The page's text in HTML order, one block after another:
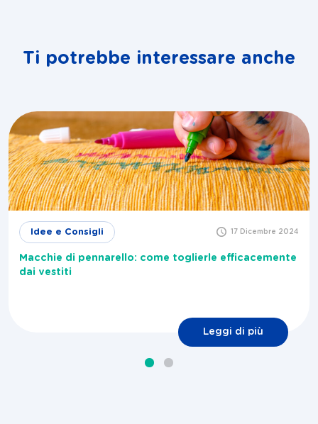
Ti potrebbe interessare anche
Idee e Consigli 17 Dicembre 2024
Macchie di pennarello: come toglierle efficacemente
dai vestiti
Leggi di più